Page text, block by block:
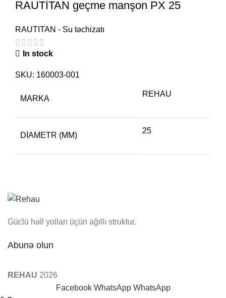
RAUTİTAN geçme manşon PX 25
RAUTITAN - Su təchizatı
In stock
SKU: 160003-001
MARKA
REHAU
DIAMETR (MM)
25
Güclü həll yolları üçün ağıllı struktur.
Abunə olun
REHAU 2026
Facebook WhatsApp WhatsApp